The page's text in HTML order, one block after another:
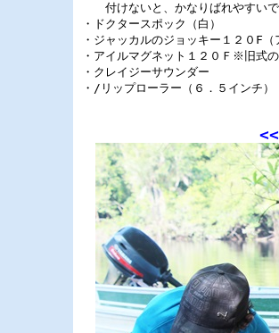
付けないと、かなりばれやすい
・ドクタースポック（白）
・ジャッカルのジョッキー１２０F
・アイルマグネット１２０Ｆ※旧式
・クレイジーサウンダー
・/リップローラー（６．５インチ）